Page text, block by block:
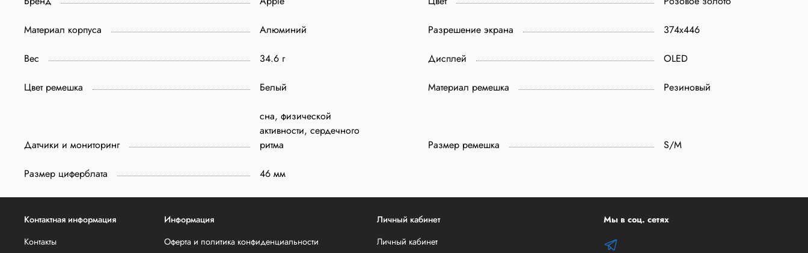
Материал корпуса Алюминий Разрешение экрана 374x446
Вес 34.6 г Дисплей OLED
Цвет ремешка Белый Материал ремешка Резиновый
Датчики и мониторинг
сна, физической
активности, сердечного
ритма
Размер ремешка S/M
Размер циферблата 46 мм
Контактная информация
Контакты
Информация
Оферта и политика конфиденциальности
Личный кабинет
Личный кабинет
Мы в соц. сетях